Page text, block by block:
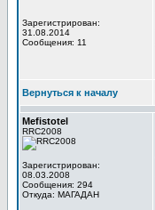
Зарегистрирован:
31.08.2014
Сообщения: 11
Вернуться к началу
Mefistotel
RRC2008
Зарегистрирован:
08.03.2008
Сообщения: 294
Откуда: МАГАДАН